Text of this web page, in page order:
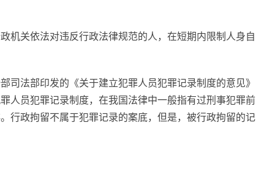
机关依法对违反行政法律规范的人，在短期内限制人身自
司法部印发的《关于建立犯罪人员犯罪记录制度的意见》
人员犯罪记录制度，在我国法律中一般指有过刑事犯罪前
行政拘留不属于犯罪记录的案底，但是，被行政拘留的记